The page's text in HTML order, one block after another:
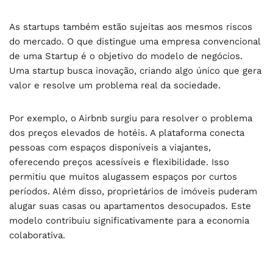
As startups também estão sujeitas aos mesmos riscos
do mercado. O que distingue uma empresa convencional
de uma Startup é o objetivo do modelo de negócios.
Uma startup busca inovação, criando algo único que gera
valor e resolve um problema real da sociedade.
Por exemplo, o Airbnb surgiu para resolver o problema
dos preços elevados de hotéis. A plataforma conecta
pessoas com espaços disponíveis a viajantes,
oferecendo preços acessíveis e flexibilidade. Isso
permitiu que muitos alugassem espaços por curtos
períodos. Além disso, proprietários de imóveis puderam
alugar suas casas ou apartamentos desocupados. Este
modelo contribuiu significativamente para a economia
colaborativa.